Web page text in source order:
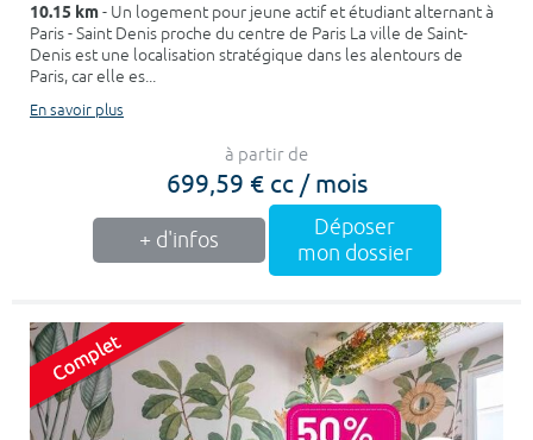
10.15 km- Un logement pour jeune actif et étudiant alternant à
Paris - Saint Denis proche du centre de Paris La ville de Saint-
Denis est une localisation stratégique dans les alentours de
Paris, car elle es...
En savoir plus
à partir de
699,59 € cc / mois
+ d'infos
Déposer
mon dossier